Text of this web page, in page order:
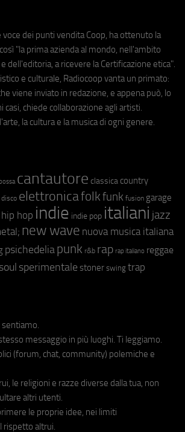
voce dei punti vendita Coop, ha ottenuto la
"la prima azienda al mondo, nell'ambito
dell'editoria, a ricevere la Certificazione etica".
e culturale, Radiocoop vanta un primato:
viene inviato in redazione, e appena può, lo
casi, chiede collaborazione agli artisti.
la cultura e la musica di ogni genere.
bossa cantautore classica country
disco elettronicafolkfunk fusion garage
hip hop indie indie pop italiani jazz
new wave nuova musica italiana
psichedeliapunk r&b rap rap italiano reggae
soul sperimentale stoner swing trap
sentiamo.
messaggio in più luoghi. Ti leggiamo.
(forum, chat, community) polemiche e
le religioni e razze diverse dalla tua, non
altri utenti.
le proprie idee, nei limiti
rispetto altrui.